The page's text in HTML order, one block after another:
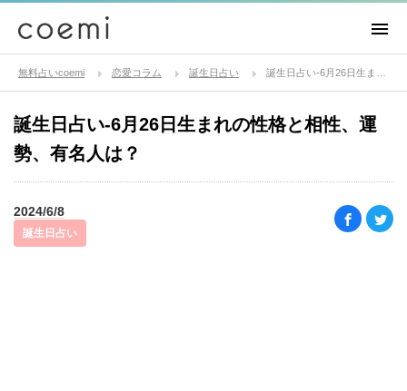
無料占いcoemi 恋愛コラム 誕生日占い
誕生日占い-6月26日生まれの性格と相性、運
勢、有名人は？
2024/6/8
誕生日占い